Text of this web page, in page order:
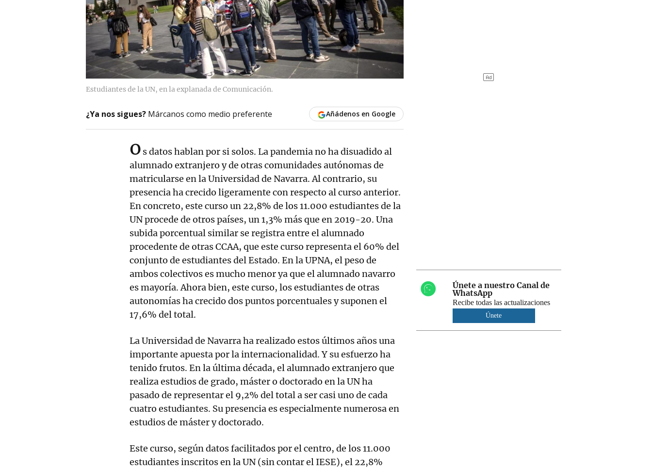
Estudiantes de la UN, en la explanada de Comunicación.
¿Ya nos sigues? Márcanos como medio preferente Añádenos en Google
o s datos hablan por si solos. La pandemia no ha disuadido al
alumnado extranjero y de otras comunidades autónomas de
matricularse en la Universidad de Navarra. Al contrario, su
presencia ha crecido ligeramente con respecto al curso anterior.
En concreto, este curso un 22,8% de los 11.000 estudiantes de la
UN procede de otros países, un 1,3% más que en 2019-20. Una
subida porcentual similar se registra entre el alumnado
procedente de otras CCAA, que este curso representa el 60% del
conjunto de estudiantes del Estado. En la UPNA, el peso de
ambos colectivos es mucho menor ya que el alumnado navarro
es mayoría. Ahora bien, este curso, los estudiantes de otras
autonomías ha crecido dos puntos porcentuales y suponen el
17,6% del total.
La Universidad de Navarra ha realizado estos últimos años una
importante apuesta por la internacionalidad. Y su esfuerzo ha
tenido frutos. En la última década, el alumnado extranjero que
realiza estudios de grado, máster o doctorado en la UN ha
pasado de representar el 9,2% del total a ser casi uno de cada
cuatro estudiantes. Su presencia es especialmente numerosa en
estudios de máster y doctorado.
Este curso, según datos facilitados por el centro, de los 11.000
estudiantes inscritos en la UN (sin contar el IESE), el 22,8%
Únete a nuestro Canal de
WhatsApp
Recibe todas las actualizaciones
Únete